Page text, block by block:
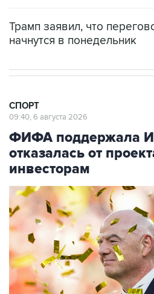
Трамп заявил, что
начнутся в понедельник
СПОРТ
09:40, 6 августа 2026
ФИФА поддержала
отказалась от
инвесторам